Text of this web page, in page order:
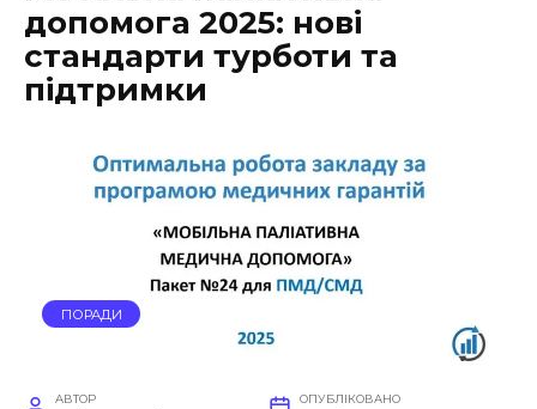
допомога 2025: нові
стандарти турботи та
підтримки
ПОРАДИ
АВТОР ОПУБЛІКОВАНО